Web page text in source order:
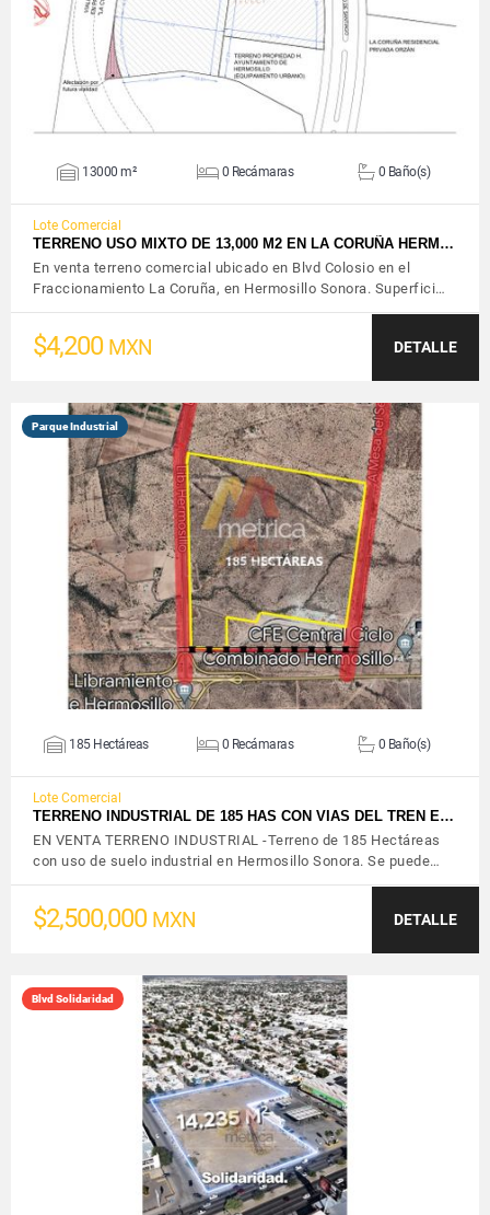
13000 m² 0 Recámaras 0 Baño(s)
Lote Comercial
TERRENO USO MIXTO DE 13,000 M2 EN LA CORUÑA HERM…
En venta terreno comercial ubicado en Blvd Colosio en el
Fraccionamiento La Coruña, en Hermosillo Sonora. Superfici…
$4,200 MXN DETALLE
Parque Industrial
VER DETALLES
185 Hectáreas 0 Recámaras 0 Baño(s)
Lote Comercial
TERRENO INDUSTRIAL DE 185 HAS CON VIAS DEL TREN E…
EN VENTA TERRENO INDUSTRIAL -Terreno de 185 Hectáreas
con uso de suelo industrial en Hermosillo Sonora. Se puede…
$2,500,000 MXN DETALLE
Blvd Solidaridad
VER DETALLES